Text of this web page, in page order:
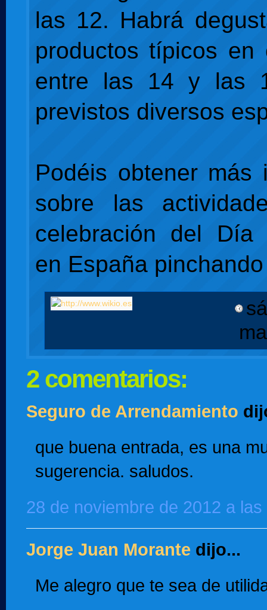
las 12. Habrá
productos típicos en
entre las 14 y las
previstos diversos
Podéis obtener más
sobre las
celebración del Día
en España
2 comentarios:
Seguro de Arrendamiento
que buena entrada, es una
sugerencia. saludos.
28 de noviembre de 2012 a las
Jorge Juan Morante dijo...
Me alegro que te sea de